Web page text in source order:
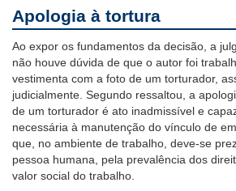
Apologia à tortura
Ao expor os fundamentos da decisão, a
não houve dúvida de que o autor foi
vestimenta com a foto de um torturador,
judicialmente. Segundo ressaltou, a
de um torturador é ato inadmissível e
necessária à manutenção do vínculo de
que, no ambiente de trabalho, deve-se
pessoa humana, pela prevalência dos
valor social do trabalho.